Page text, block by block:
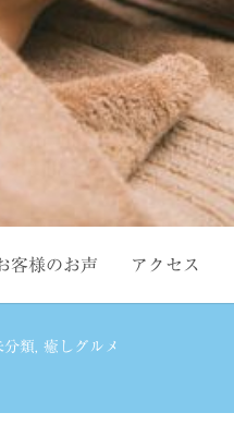
客様のお声 アクセス
分類
癒しグルメ